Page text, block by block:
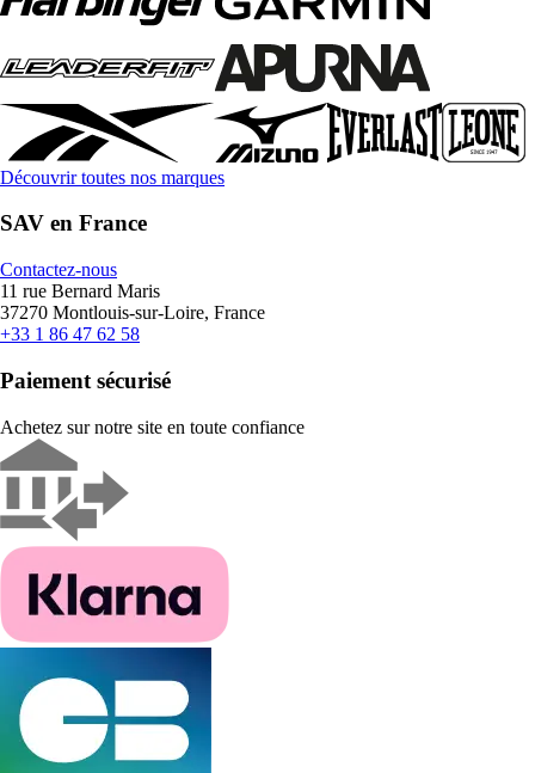
Découvrir toutes nos marques
SAV en France
Contactez-nous
11 rue Bernard Maris
37270 Montlouis-sur-Loire, France
+33 1 86 47 62 58
Paiement sécurisé
Achetez sur notre site en toute confiance